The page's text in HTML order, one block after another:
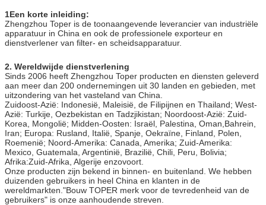
1Een korte inleiding:
Zhengzhou Toper is de toonaangevende leverancier van industriële
apparatuur in China en ook de professionele exporteur en
dienstverlener van filter- en scheidsapparatuur.
2. Wereldwijde dienstverlening
Sinds 2006 heeft Zhengzhou Toper producten en diensten geleverd
aan meer dan 200 ondernemingen uit 30 landen en gebieden, met
uitzondering van het vasteland van China.
Zuidoost-Azië: Indonesië, Maleisië, de Filipijnen en Thailand; West-
Azië: Turkije, Oezbekistan en Tadzjikistan; Noordoost-Azië: Zuid-
Korea, Mongolië; Midden-Oosten: Israël, Palestina, Oman,Bahrein,
Iran; Europa: Rusland, Italië, Spanje, Oekraïne, Finland, Polen,
Roemenië; Noord-Amerika: Canada, Amerika; Zuid-Amerika:
Mexico, Guatemala, Argentinië, Brazilië, Chili, Peru, Bolivia;
Afrika:Zuid-Afrika, Algerije enzovoort.
Onze producten zijn bekend in binnen- en buitenland. We hebben
duizenden gebruikers in heel China en klanten in de
wereldmarkten."Bouw TOPER merk voor de tevredenheid van de
gebruikers" is onze aanhoudende streven.